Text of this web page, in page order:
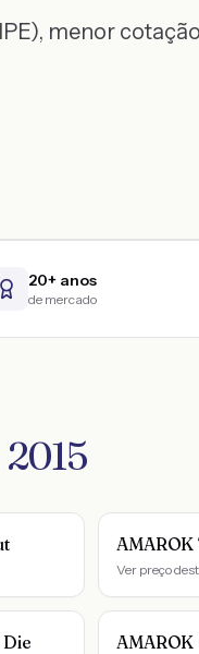
menor
20+ anos
de mercado
2015
AMAROK
Ver preço
Die AMAROK